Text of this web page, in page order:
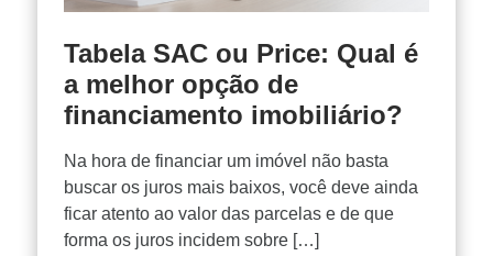
Tabela SAC ou Price: Qual é
a melhor opção de
financiamento imobiliário?
Na hora de financiar um imóvel não basta
buscar os juros mais baixos, você deve ainda
ficar atento ao valor das parcelas e de que
forma os juros incidem sobre […]